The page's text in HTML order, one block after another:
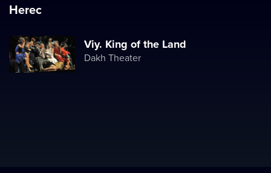
Herec
Viy. King of the Land
Dakh Theater